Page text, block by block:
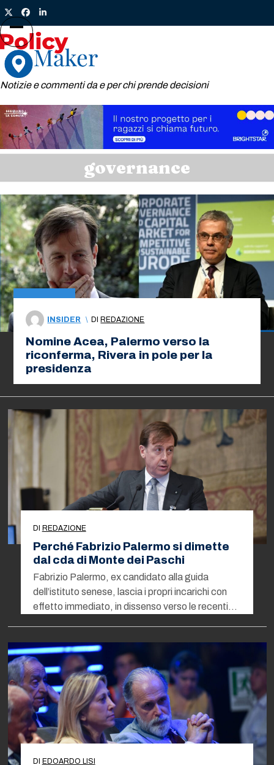
Skip
to
content
TwitterFacebook
LinkedIn
Notizie e commenti da e per chi prende decisioni
Open
mobile
menu
Close
mobile
menu
governance
INSIDER \ DI REDAZIONE
Nomine Acea, Palermo verso la
riconferma, Rivera in pole per la
presidenza
DI REDAZIONE
Perché Fabrizio Palermo si dimette
dal cda di Monte dei Paschi
Fabrizio Palermo, ex candidato alla guida
dell’istituto senese, lascia i propri incarichi con
effetto immediato, in dissenso verso le recenti…
DI EDOARDO LISI